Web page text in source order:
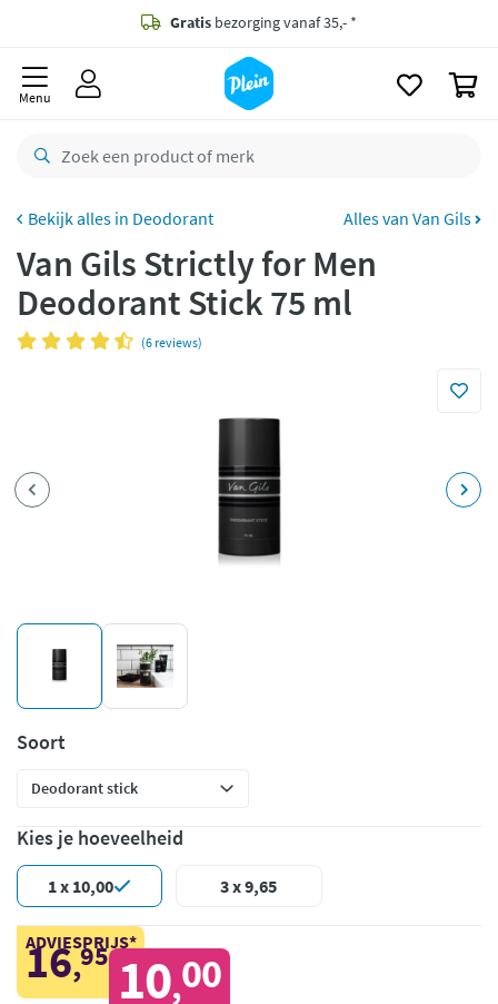
Gratis bezorging vanaf 35,- *
Bestelling uiterlijkzaterdag
retourneren
CO2 neutraal
Betaal met Klarna
Menu
Deodorant Alles van Van Gils
Van Gils Strictly for Men
Deodorant Stick 75 ml
(6 reviews)
Soort
Kies je hoeveelheid
1 x 10,00 3 x 9,65
ADVIESPRIJS*
16,95 10,00